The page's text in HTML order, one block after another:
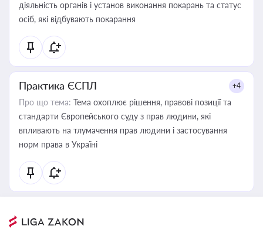
діяльність органів і установ виконання покарань та статус
осіб, які відбувають покарання
Практика ЄСПЛ +4
Про що тема: Тема охоплює рішення, правові позиції та
стандарти Європейського суду з прав людини, які
впливають на тлумачення прав людини і застосування
норм права в Україні